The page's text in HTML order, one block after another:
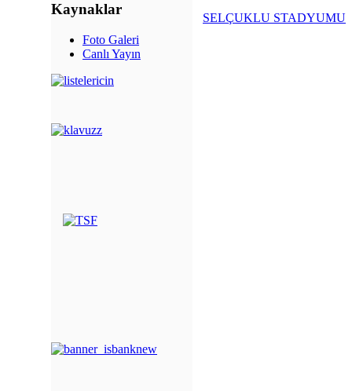
Kaynaklar
Foto Galeri
Canlı Yayın
SELÇUKLU STADYUMU